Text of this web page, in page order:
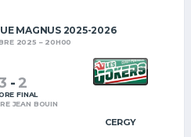
MAGNUS 2025-2026
2025 20H00
CERGY
- 2
FINAL
JEAN BOUIN